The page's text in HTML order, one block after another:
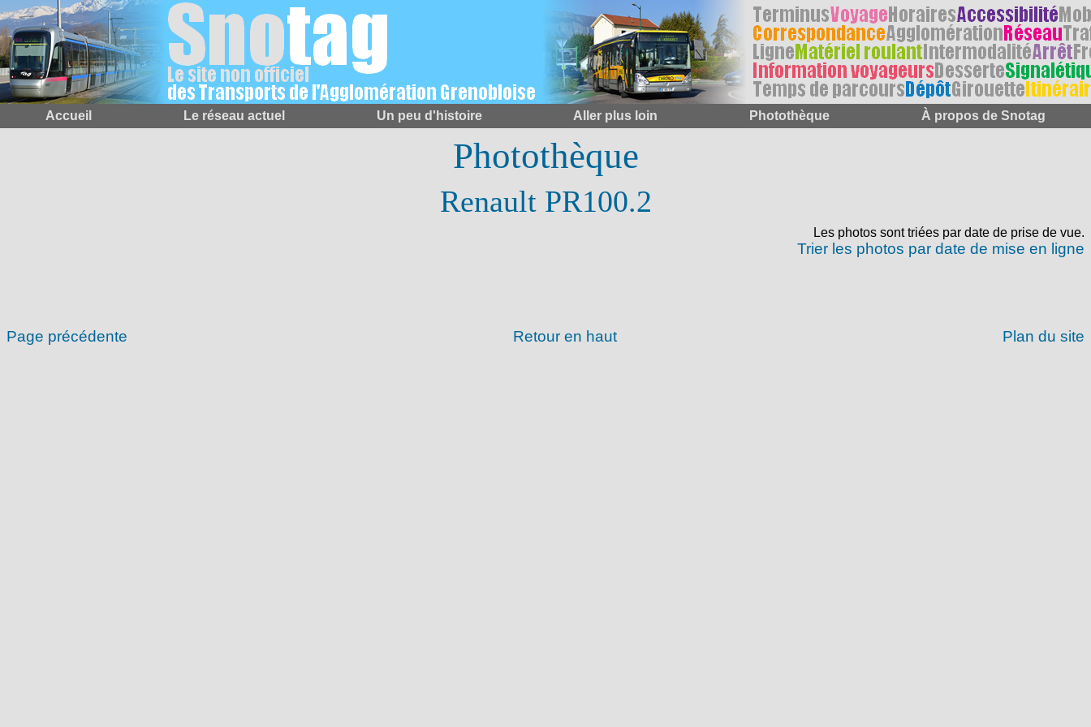
Accueil Le réseau actuel Un peu d'histoire Aller plus loin Photothèque À propos de Snotag
Photothèque
Renault PR100.2
Les photos sont triées par date de prise de vue.
Trier les photos par date de mise en ligne
Page précédente Retour en haut Plan du site